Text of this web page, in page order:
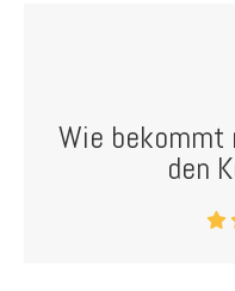
Wie bekommt
den